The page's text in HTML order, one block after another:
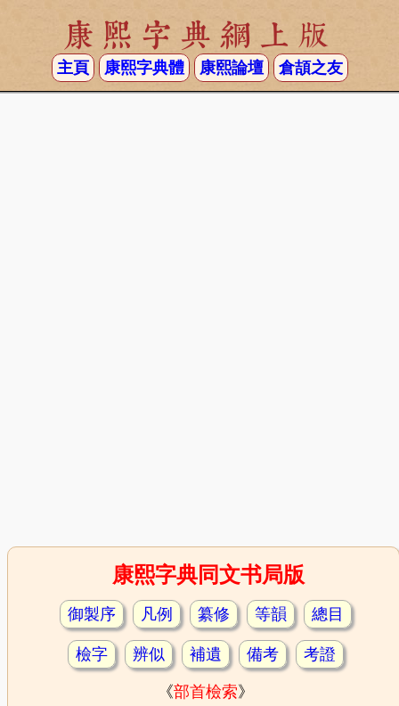
康熙字典網上版
主頁 康熙字典體 康熙論壇 倉頡之友
康熙字典同文书局版
御製序 凡例 纂修 等韻 總目
檢字 辨似 補遺 備考 考證
《部首檢索》